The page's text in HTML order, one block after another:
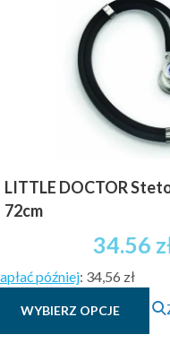
LITTLE DOCTOR
72cm
34.56
później: 34,56 zł
WYBIERZ OPCJE
Ten